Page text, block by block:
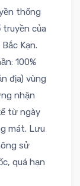
thống
của
Kạn.
100%
địa) vùng
nhận
từ ngày
mát. Lưu
sử
quá hạn